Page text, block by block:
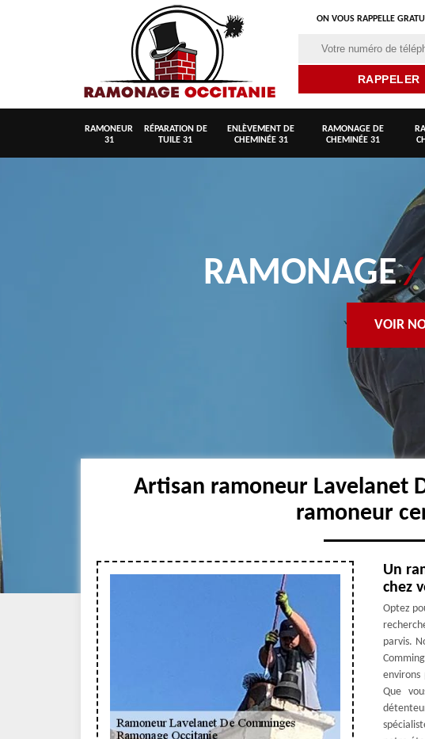
ON VOUS RAPPELLE
RAMONEUR
31
RÉPARATION DE
TUILE 31
ENLÈVEMENT DE
CHEMINÉE 31
RAMONAGE DE
CHEMINÉE 31
RAMONAGE
VOIR
Artisan ramoneur Lavelanet
ramoneur
Un
chez
Optez
parvis.
environs
Que